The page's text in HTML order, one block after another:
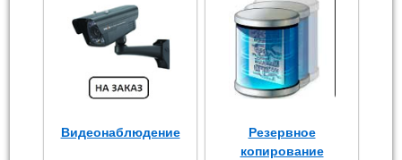
Видеонаблюдение
Резервное
копирование